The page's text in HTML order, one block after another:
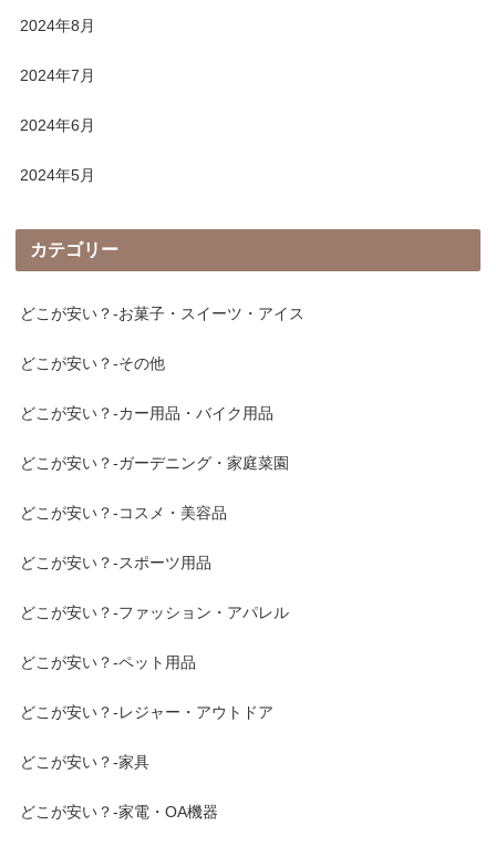
2024年8月
2024年7月
2024年6月
2024年5月
カテゴリー
どこが安い？-お菓子・スイーツ・アイス
どこが安い？-その他
どこが安い？-カー用品・バイク用品
どこが安い？-ガーデニング・家庭菜園
どこが安い？-コスメ・美容品
どこが安い？-スポーツ用品
どこが安い？-ファッション・アパレル
どこが安い？-ペット用品
どこが安い？-レジャー・アウトドア
どこが安い？-家具
どこが安い？-家電・OA機器